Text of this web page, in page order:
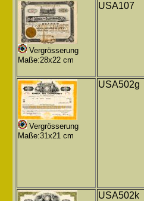
Vergrösserung
Maße:28x22 cm
USA107
Vergrösserung
Maße:31x21 cm
USA502g
USA502k